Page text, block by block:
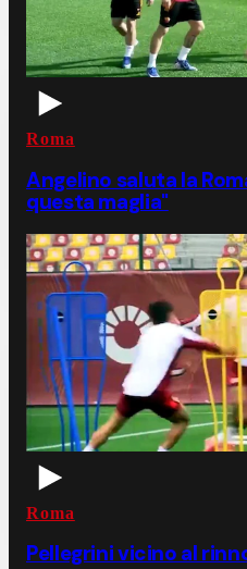
Roma
Angelino saluta la
questa maglia"
Roma
Pellegrini vicino al